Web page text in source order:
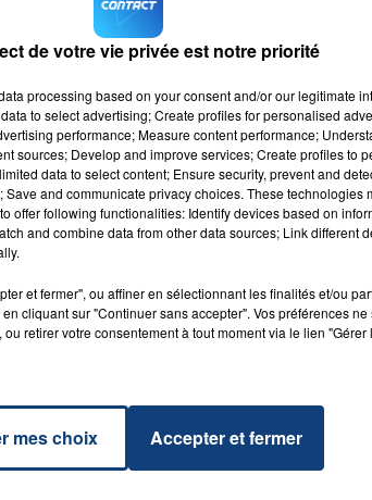
pour leur chantier. Depuis hier, vous
par la région. Le dépôt des dossiers doit
CONTACT
de votre vie privée est notre priorité
processing based on your consent and/or our legitimate
to select advertising; Create profiles for personalised
performance; Measure content performance;
sources; Develop and improve services; Create profiles to
data to select content; Ensure security, prevent and
and communicate privacy choices. These technologies
offer following functionalities: Identify devices based on
and combine data from other data sources; Link different
et fermer", ou affiner en sélectionnant les finalités et/ou
cliquant sur "Continuer sans accepter". Vos préférences
retirer votre consentement à tout moment via le lien
mes choix Accepter et fermer